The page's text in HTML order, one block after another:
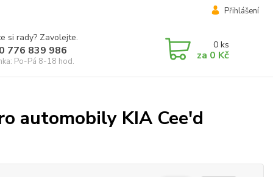
Přihlášení
si rady? Zavolejte.
776 839 986
Po-Pá 8-18 hod.
0 ks
za 0 Kč
automobily KIA Cee'd